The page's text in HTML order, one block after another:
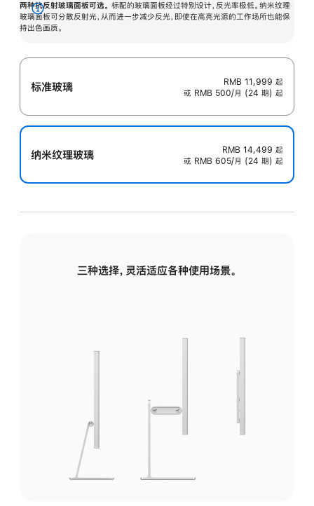
两种抗反射玻璃面板可选。 标配的玻璃面板经过特别设计，反光率极低。纳米纹理
玻璃面板可分散反射光，从而进一步减少反光，即使在高亮光源的工作场所也能保
持出色画质。
展
开
标准玻璃 RMB 11,999 起
或 RMB 500/月 (24 期) 起
纳米纹理玻璃 RMB 14,499 起
或 RMB 605/月 (24 期) 起
三种选择，灵活适应各种使用场景。